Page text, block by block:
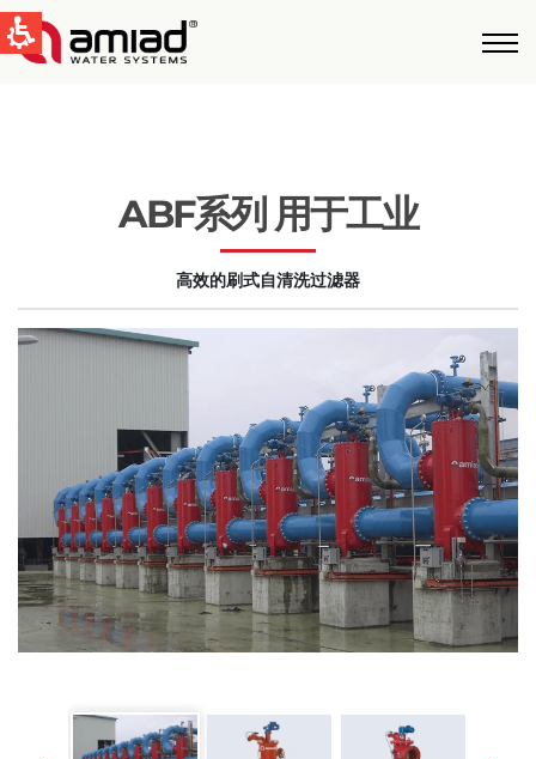
Global
English
United States
Australia
English
Spain & LATAM
Spanish
Russia
France
ABF系列 用于工业
高效的刷式自清洗过滤器